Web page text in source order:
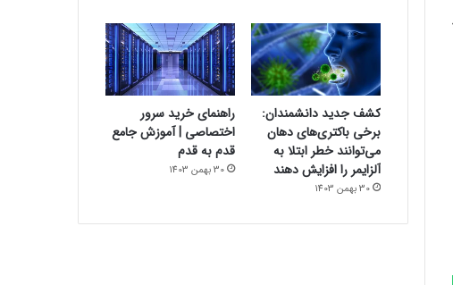
کشف جدید دانشمندان:
برخی باکتری‌های دهان
می‌توانند خطر ابتلا به
آلزایمر را افزایش دهند
30 بهمن 1403
راهنمای خرید سرور
اختصاصی | آموزش جامع
قدم به قدم
30 بهمن 1403